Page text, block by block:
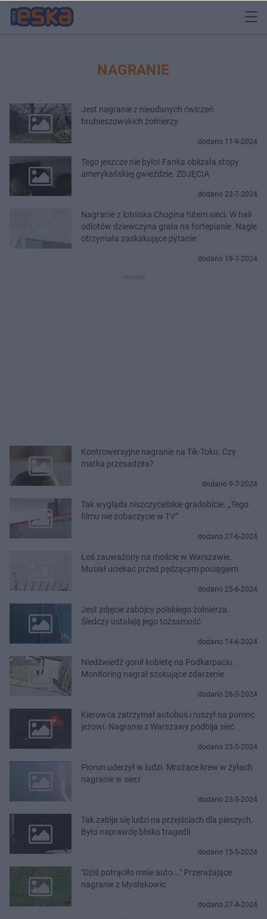
NAGRANIE
Jest nagranie z nieudanych ćwiczeń
hrubieszowskich żołnierzy
dodano 11-9-2024
Tego jeszcze nie było! Fanka oblizała stopy
amerykańskiej gwieździe. ZDJĘCIA
dodano 22-7-2024
Nagranie z lotniska Chopina hitem sieci. W hali
odlotów dziewczyna grała na fortepianie. Nagle
otrzymała zaskakujące pytanie
dodano 19-7-2024
Kontrowersyjne nagranie na Tik-Toku. Czy
matka przesadziła?
dodano 9-7-2024
Tak wygląda niszczycielskie gradobicie. „Tego
filmu nie zobaczycie w TV”
dodano 27-6-2024
Łoś zauważony na moście w Warszawie.
Musiał uciekać przed pędzącym pociągiem
dodano 25-6-2024
Jest zdjęcie zabójcy polskiego żołnierza.
Śledczy ustalają jego tożsamość
dodano 14-6-2024
Niedźwiedź gonił kobietę na Podkarpaciu.
Monitoring nagrał szokujące zdarzenie
dodano 28-5-2024
Kierowca zatrzymał autobus i ruszył na pomoc
jeżowi. Nagranie z Warszawy podbija sieć
dodano 23-5-2024
Piorun uderzył w ludzi. Mrożące krew w żyłach
nagranie w sieci
dodano 23-5-2024
Tak zabija się ludzi na przejściach dla pieszych.
Było naprawdę blisko tragedii
dodano 15-5-2024
"Dziś potrąciło mnie auto..." Przerażające
nagranie z Mysłakowic
dodano 27-4-2024